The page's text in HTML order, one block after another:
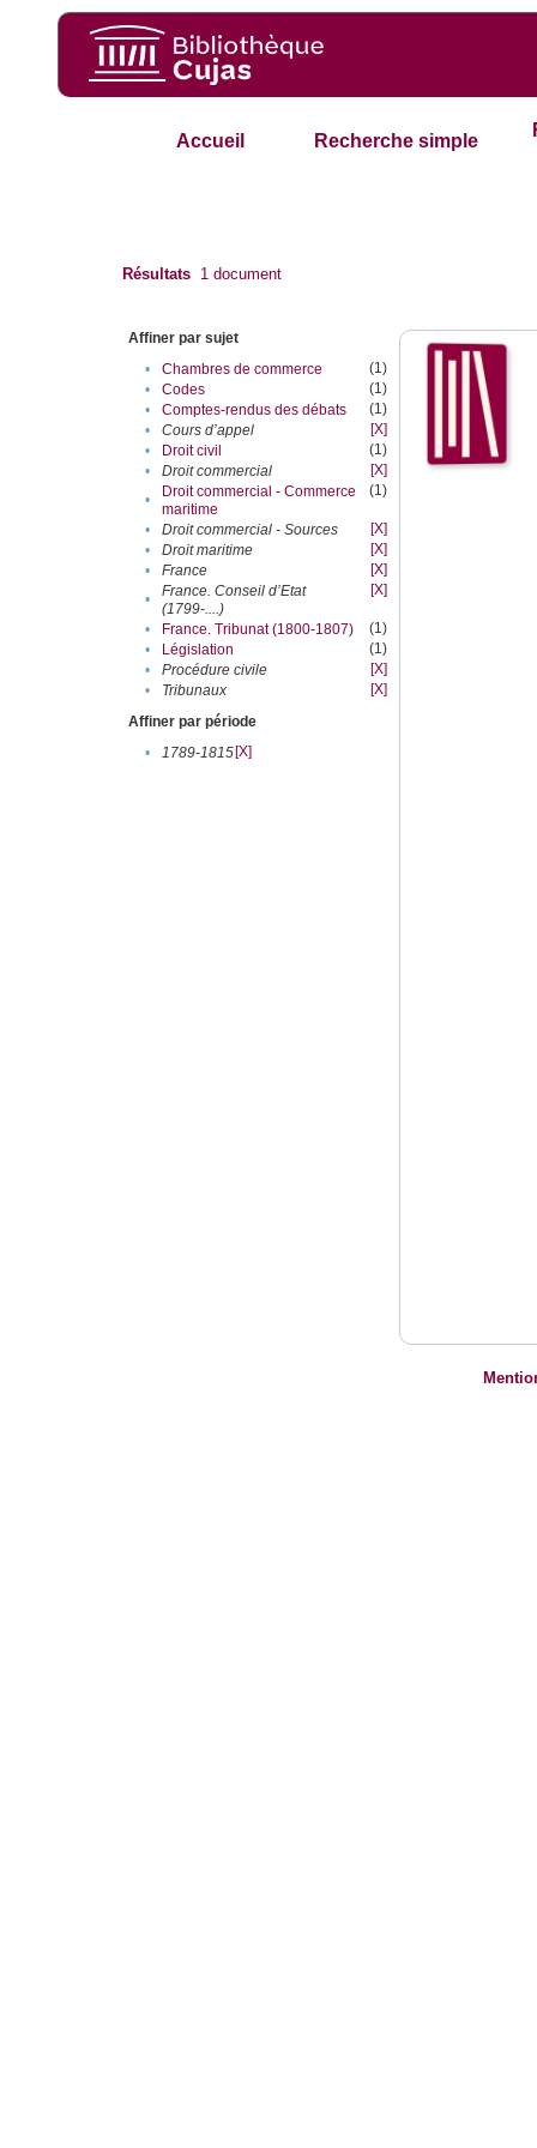
Accueil Recherche simple
Résultats 1 document
Affiner par sujet
•
Chambres de commerce
(1)
•
Codes
(1)
•
Comptes-rendus des débats
(1)
•
Cours d’appel
[X]
•
Droit civil
(1)
•
Droit commercial
[X]
•
Droit commercial - Commerce
maritime
(1)
• Droit commercial - Sources
[X]
•
Droit maritime
[X]
•
France
[X]
•
France. Conseil d’Etat
(1799-....)
[X]
• France. Tribunat (1800-1807)
(1)
•
Législation
(1)
•
Procédure civile
[X]
•
Tribunaux
[X]
Affiner par période
•
1789-1815[X]